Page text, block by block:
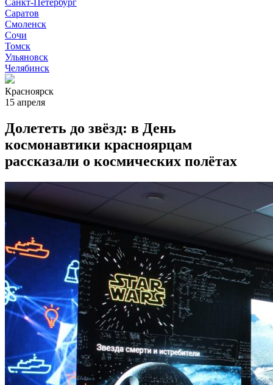
Санкт-Петербург
Саратов
Смоленск
Сочи
Томск
Ульяновск
Челябинск
Красноярск
15 апреля
Долететь до звёзд: в День
космонавтики красноярцам
рассказали о космических полётах